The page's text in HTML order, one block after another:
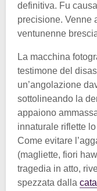
definitiva. Fu
precisione. Venne
ventunenne
La macchina
testimone del
un’angolazione
sottolineando la
appaiono
innaturale riflette
Come evitare
(magliette, fiori
tragedia in atto,
spezzata dalla